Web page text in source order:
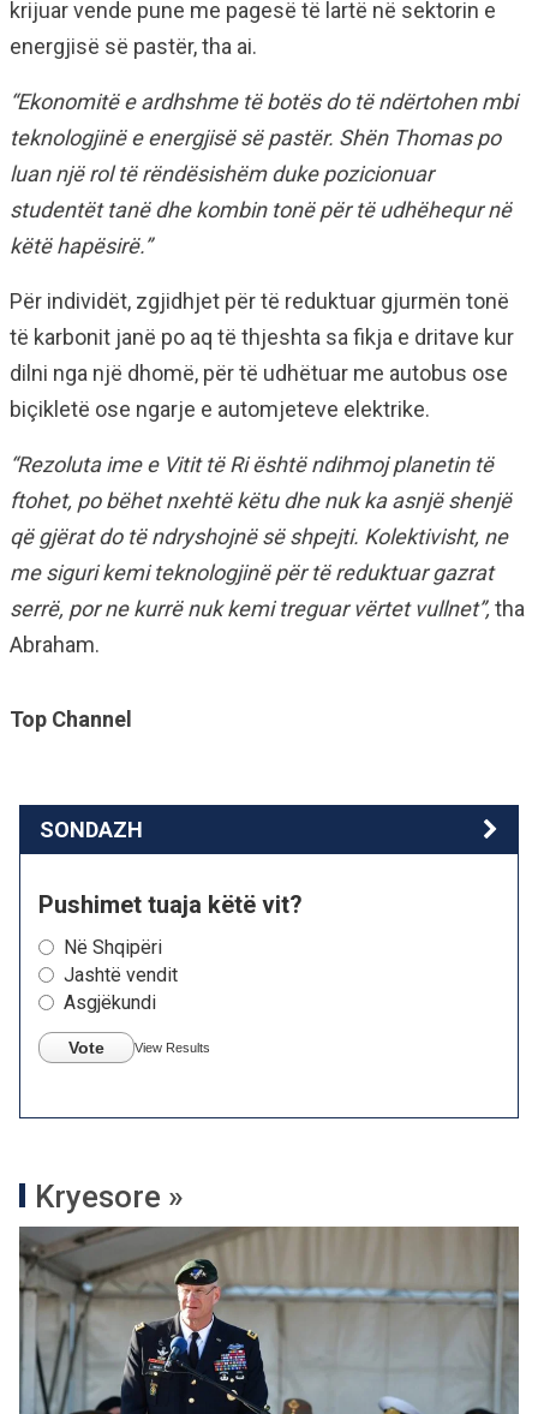
krijuar vende pune me pagesë të lartë në sektorin e
energjisë së pastër, tha ai.
“Ekonomitë e ardhshme të botës do të ndërtohen mbi
teknologjinë e energjisë së pastër. Shën Thomas po
luan një rol të rëndësishëm duke pozicionuar
studentët tanë dhe kombin tonë për të udhëhequr në
këtë hapësirë.”
Për individët, zgjidhjet për të reduktuar gjurmën tonë
të karbonit janë po aq të thjeshta sa fikja e dritave kur
dilni nga një dhomë, për të udhëtuar me autobus ose
biçikletë ose ngarje e automjeteve elektrike.
“Rezoluta ime e Vitit të Ri është ndihmoj planetin të
ftohet, po bëhet nxehtë këtu dhe nuk ka asnjë shenjë
që gjërat do të ndryshojnë së shpejti. Kolektivisht, ne
me siguri kemi teknologjinë për të reduktuar gazrat
serrë, por ne kurrë nuk kemi treguar vërtet vullnet”, tha
Abraham.
Top Channel
SONDAZH
Pushimet tuaja këtë vit?
Në Shqipëri
Jashtë vendit
Asgjëkundi
Vote View Results
Kryesore »